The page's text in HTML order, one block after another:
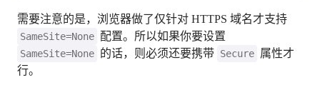
需要注意的是，浏览器做了仅针对 HTTPS 域名才支持
SameSite=None 配置。所以如果你要设置
SameSite=None 的话，则必须还要携带 Secure 属性才
行。